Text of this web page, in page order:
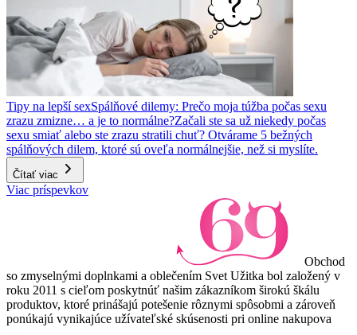
Tipy na lepší sexSpálňové dilemy: Prečo moja túžba počas sexu
zrazu zmizne… a je to normálne?Začali ste sa už niekedy počas
sexu smiať alebo ste zrazu stratili chuť? Otvárame 5 bežných
spálňových dilem, ktoré sú oveľa normálnejšie, než si myslíte.
Čítať viac
Viac príspevkov
Obchod
so zmyselnými doplnkami a oblečením Svet Užitka bol založený v
roku 2011 s cieľom poskytnúť našim zákazníkom širokú škálu
produktov, ktoré prinášajú potešenie rôznymi spôsobmi a zároveň
ponúkajú vynikajúce užívateľské skúsenosti pri online nakupova